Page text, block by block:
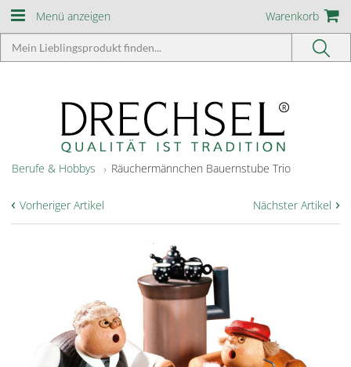
Menü anzeigen Warenkorb
Berufe & Hobbys Räuchermännchen Bauernstube Trio
Nächster Artikel ›
‹ Vorheriger Artikel